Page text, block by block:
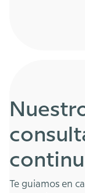
Te guiamos en